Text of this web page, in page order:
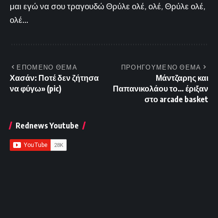
μαι εγώ να σου τραγουδώ Θρύλε ολέ, ολέ, Θρύλε ολέ,
ολέ...
ΕΠΟΜΕΝΟ ΘΕΜΑ
Χασάν: Ποτέ δεν ζήτησα
να φύγω» (pic)
ΠΡΟΗΓΟΥΜΕΝΟ ΘΕΜΑ
Μάντζαρης και
Παπανικολάου το… έριξαν
στο arcade basket
Rednews Youtube